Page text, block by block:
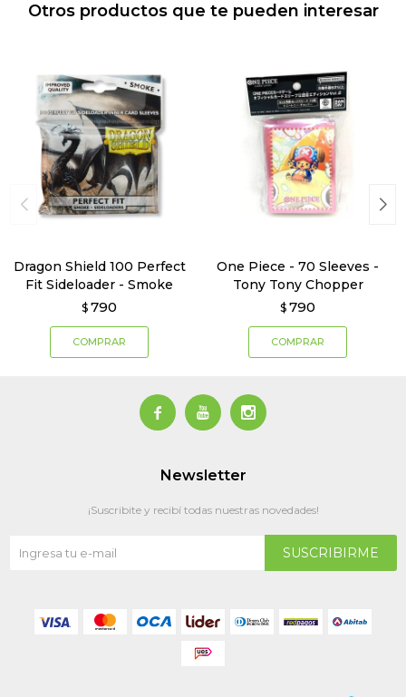
Otros productos que te pueden interesar
Dragon Shield 100 Perfect
Fit Sideloader - Smoke
$ 790
One Piece - 70 Sleeves -
Tony Tony Chopper
$ 790
  
Newsletter
¡Suscribite y recibí todas nuestras novedades!
SUSCRIBIRME